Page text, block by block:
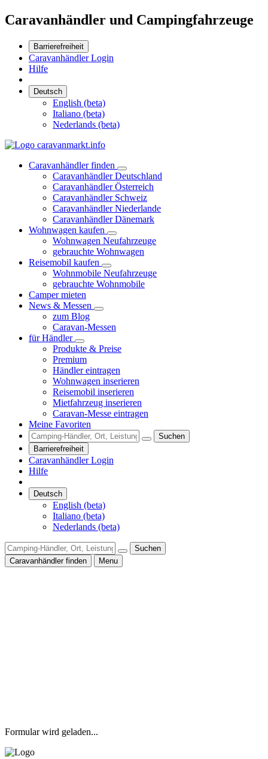
Caravanhändler und Campingfahrzeuge
Barrierefreiheit
Caravanhändler Login
Hilfe
Deutsch
English (beta)
Italiano (beta)
Nederlands (beta)
Caravanhändler finden
Caravanhändler Deutschland
Caravanhändler Österreich
Caravanhändler Schweiz
Caravanhändler Niederlande
Caravanhändler Dänemark
Wohnwagen kaufen
Wohnwagen Neufahrzeuge
gebrauchte Wohnwagen
Reisemobil kaufen
Wohnmobile Neufahrzeuge
gebrauchte Wohnmobile
Camper mieten
News & Messen
zum Blog
Caravan-Messen
für Händler
Produkte & Preise
Premium
Händler eintragen
Wohnwagen inserieren
Reisemobil inserieren
Mietfahrzeug inserieren
Caravan-Messe eintragen
Meine Favoriten
Suchen
Barrierefreiheit
Caravanhändler Login
Hilfe
Deutsch
English (beta)
Italiano (beta)
Nederlands (beta)
Suchen
Caravanhändler finden
Menu
Formular wird geladen...